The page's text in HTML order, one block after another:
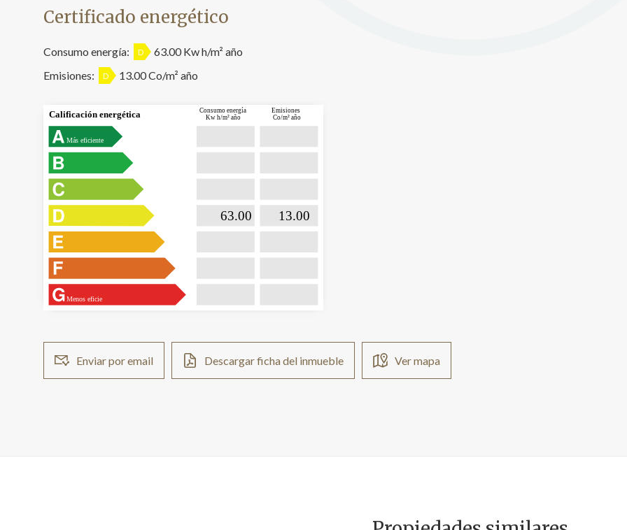
Certificado energético
Consumo energía: D
63.00 Kw h/m² año
Emisiones:
D 13.00 Co/m² año
Más eficiente
Menos eficie
Calificación energética
Consumo energía
Kw h/m² año
Emisiones
Co/m² año
63.00
13.00
Enviar por email Descargar ficha del inmueble Ver mapa